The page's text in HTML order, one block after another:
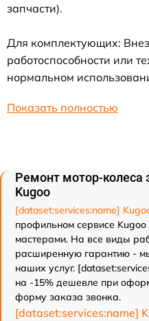
запчасти).
Для комплектующих:
работоспособности или
нормальном
Показать полностью
Ремонт мотор-колеса
Kugoo
[dataset:services:name]
профильном сервисе
мастерами. На все виды
расширенную гарантию -
наших услуг.
на -15% дешевле при
форму заказа звонка.
[dataset:services:name]